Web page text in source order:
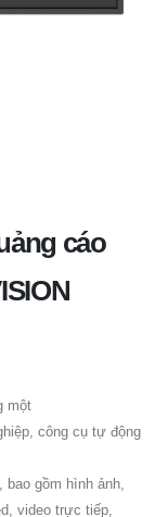
cáo
một
công cụ tự động
gồm hình ảnh,
video trực tiếp,